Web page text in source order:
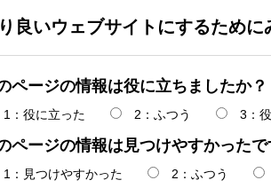
良いウェブサイトにするため
ページの情報は役に立ちましたか？
1：役に立った 2：ふつう 3：
ページの情報は見つけやすかったで
1：見つけやすかった 2：ふつう